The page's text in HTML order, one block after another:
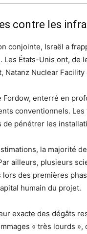
contre les
conjointe, Israël a
Les États-Unis ont, de
Natanz Nuclear
Fordow, enterré en
conventionnels.
de pénétrer les
la majorité
ailleurs, plusieurs
des premières
humain du projet.
exacte des dégâts
« très lourds